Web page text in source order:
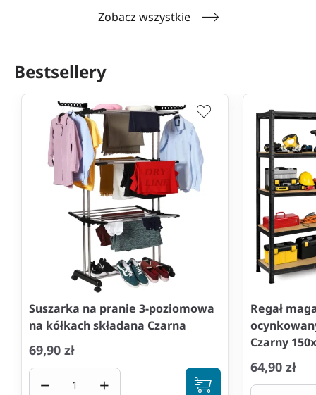
Zobacz wszystkie
Bestsellery
Suszarka na pranie 3-poziomowa
na kółkach składana Czarna
69,90 zł
− +
Regał
Czarny
64,90 zł